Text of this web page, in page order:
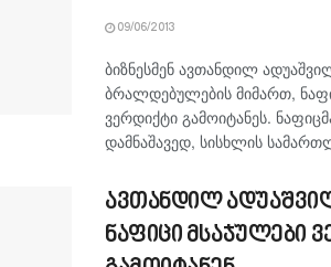
09/06/2013
ბიზნესმენ ავთანდილ
ბრალდებულების მიმართ,
ვერდიქტი გამოიტანეს.
დამნაშავედ, სისხლის
ავთანდილ
ნაფიცი მსაჯულები